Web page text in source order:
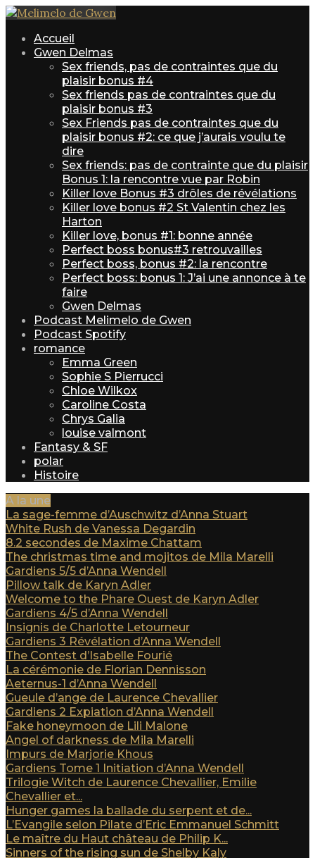
Accueil
Gwen Delmas
Sex friends, pas de contraintes que du
plaisir bonus #4
Sex friends pas de contraintes que du
plaisir bonus #3
Sex Friends pas de contraintes que du
plaisir bonus #2: ce que j’aurais voulu te
dire
Sex friends: pas de contrainte que du plaisir
Bonus 1: la rencontre vue par Robin
Killer love Bonus #3 drôles de révélations
Killer love bonus #2 St Valentin chez les
Harton
Killer love, bonus #1: bonne année
Perfect boss bonus#3 retrouvailles
Perfect boss, bonus #2: la rencontre
Perfect boss: bonus 1: J’ai une annonce à te
faire
Gwen Delmas
Podcast Melimelo de Gwen
Podcast Spotify
romance
Emma Green
Sophie S Pierrucci
Chloe Wilkox
Caroline Costa
Chrys Galia
louise valmont
Fantasy & SF
polar
Histoire
A la une
La sage-femme d’Auschwitz d’Anna Stuart
White Rush de Vanessa Degardin
8.2 secondes de Maxime Chattam
The christmas time and mojitos de Mila Marelli
Gardiens 5/5 d’Anna Wendell
Pillow talk de Karyn Adler
Welcome to the Phare Ouest de Karyn Adler
Gardiens 4/5 d’Anna Wendell
Insignis de Charlotte Letourneur
Gardiens 3 Révélation d’Anna Wendell
The Contest d’Isabelle Fourié
La cérémonie de Florian Dennisson
Aeternus-1 d’Anna Wendell
Gueule d’ange de Laurence Chevallier
Gardiens 2 Expiation d’Anna Wendell
Fake honeymoon de Lili Malone
Angel of darkness de Mila Marelli
Impurs de Marjorie Khous
Gardiens Tome 1 Initiation d’Anna Wendell
Trilogie Witch de Laurence Chevallier, Emilie
Chevallier et...
Hunger games la ballade du serpent et de...
L’Evangile selon Pilate d’Eric Emmanuel Schmitt
Le maître du Haut château de Philip K...
Sinners of the rising sun de Shelby Kaly